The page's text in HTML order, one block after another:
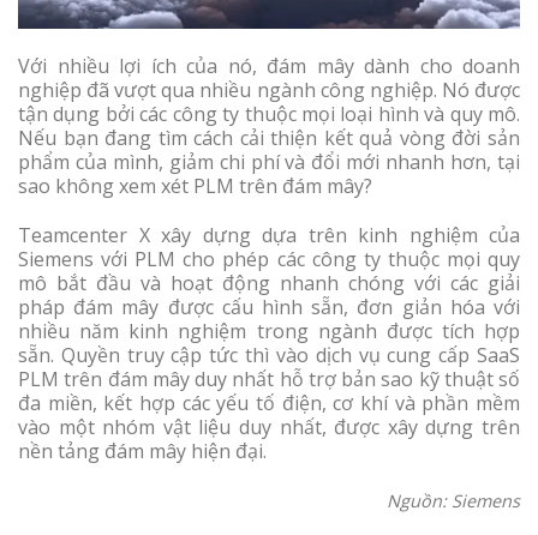
Với nhiều lợi ích của nó, đám mây dành cho doanh
nghiệp đã vượt qua nhiều ngành công nghiệp. Nó được
tận dụng bởi các công ty thuộc mọi loại hình và quy mô.
Nếu bạn đang tìm cách cải thiện kết quả vòng đời sản
phẩm của mình, giảm chi phí và đổi mới nhanh hơn, tại
sao không xem xét PLM trên đám mây?
Teamcenter X xây dựng dựa trên kinh nghiệm của
Siemens với PLM cho phép các công ty thuộc mọi quy
mô bắt đầu và hoạt động nhanh chóng với các giải
pháp đám mây được cấu hình sẵn, đơn giản hóa với
nhiều năm kinh nghiệm trong ngành được tích hợp
sẵn. Quyền truy cập tức thì vào dịch vụ cung cấp SaaS
PLM trên đám mây duy nhất hỗ trợ bản sao kỹ thuật số
đa miền, kết hợp các yếu tố điện, cơ khí và phần mềm
vào một nhóm vật liệu duy nhất, được xây dựng trên
nền tảng đám mây hiện đại.
Nguồn: Siemens